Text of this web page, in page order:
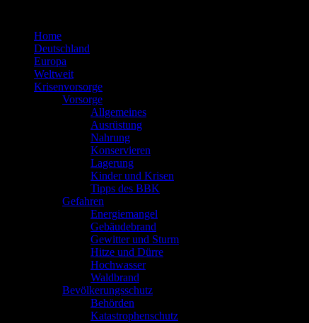
springenHome
Deutschland
Europa
Weltweit
Krisenvorsorge
Vorsorge
Allgemeines
Ausrüstung
Nahrung
Konservieren
Lagerung
Kinder und Krisen
Tipps des BBK
Gefahren
Energiemangel
Gebäudebrand
Gewitter und Sturm
Hitze und Dürre
Hochwasser
Waldbrand
Bevölkerungsschutz
Behörden
Katastrophenschutz